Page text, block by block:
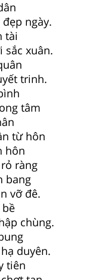
ngày.
tài
sắc xuân.
trinh.
tâm
từ hôn
hôn
ràng
bang
vỡ đê.
chùng.
duyên.
tiên